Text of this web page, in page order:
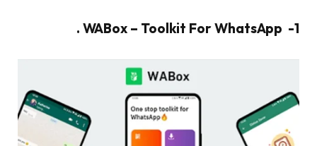
1-
WABox – Toolkit For WhatsApp .